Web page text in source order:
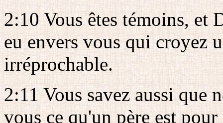
2:10 Vous êtes témoins, et
eu envers vous qui croyez
irréprochable.
2:11 Vous savez aussi que
vous ce qu'un père est pour